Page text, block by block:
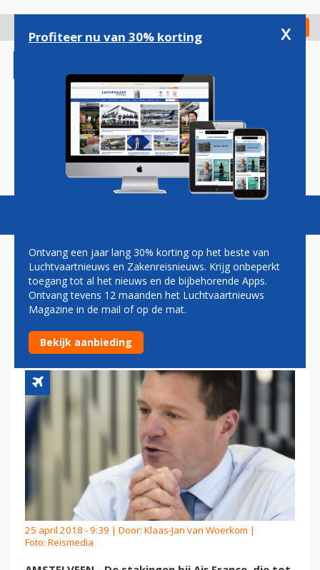
gaan
Check in
Magazine Podcasts Vacatures
KLM-TOPMAN PIETER
ELBERS: STAKINGEN AIR
FRANCE DESASTREUS
25 april 2018 - 9:39 | Door: Klaas-Jan van Woerkom |
Foto: Reismedia
Profiteer nu van 30% korting x
Ontvang een jaar lang 30% korting op het beste van
Luchtvaartnieuws en Zakenreisnieuws. Krijg onbeperkt
toegang tot al het nieuws en de bijbehorende Apps.
Ontvang tevens 12 maanden het Luchtvaartnieuws
Magazine in de mail of op de mat.
Bekijk aanbieding